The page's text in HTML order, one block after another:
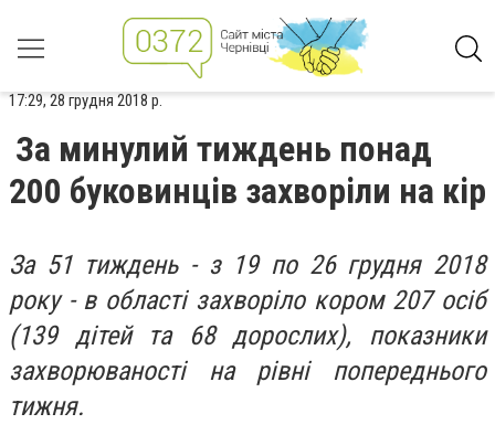
17:29, 28 грудня 2018 р.
За минулий тиждень понад
200 буковинців захворіли на кір
За 51 тиждень - з 19 по 26 грудня 2018
року - в області захворіло кором 207 осіб
(139 дітей та 68 дорослих), показники
захворюваності на рівні попереднього
тижня.